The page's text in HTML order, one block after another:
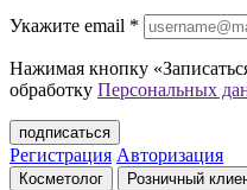
Укажите еmail *
Нажимая кнопку
обработку Персональных
подписаться
Регистрация Авторизация
Косметолог Розничный